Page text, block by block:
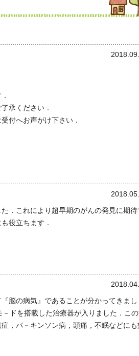
承ください．
付へお声がけ下さい．
．これにより超早期のがんの発見に期待
役立ちます．
脳の病気』であることが分かってきまし
ドを搭載した治療器が入りました．こ
，パ－キンソン病，頭痛，不眠などにも